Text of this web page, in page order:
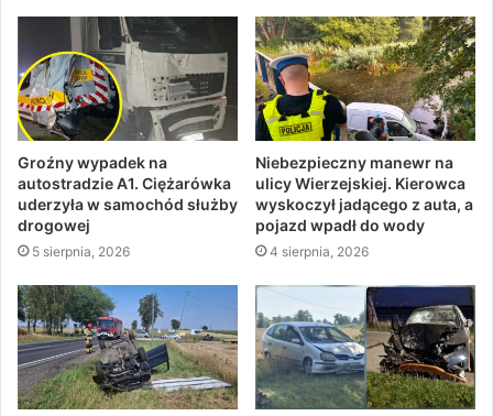
Groźny wypadek na
autostradzie A1. Ciężarówka
uderzyła w samochód służby
drogowej
5 sierpnia, 2026
Niebezpieczny manewr na
ulicy Wierzejskiej. Kierowca
wyskoczył jadącego z auta, a
pojazd wpadł do wody
4 sierpnia, 2026